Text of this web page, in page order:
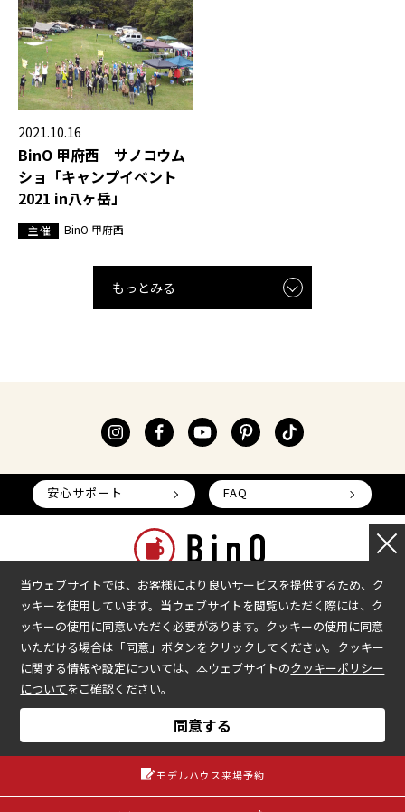
2021.10.16
BinO 甲府西 サノコウム
ショ「キャンプイベント
2021 in八ヶ岳」
主 催 BinO 甲府西
もっとみる
安心サポート FAQ
本部へのお問い合わせ
会社情報
プライバシーポリシー
加盟企業の募集
加盟店様ログイン
COPYRIGHT © BinO ALL RIGHTS RESERVED.
当ウェブサイトでは、お客様により良いサービスを提供するため、ク
ッキーを使用しています。当ウェブサイトを閲覧いただく際には、ク
ッキーの使用に同意いただく必要があります。クッキーの使用に同意
いただける場合は「同意」ボタンをクリックしてください。クッキー
に関する情報や設定については、本ウェブサイトのクッキーポリシー
についてをご確認ください。
同意する
モデルハウス来場予約